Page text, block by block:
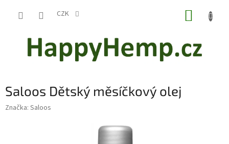
CZK
Saloos Dětský měsíčkový olej
Značka: Saloos